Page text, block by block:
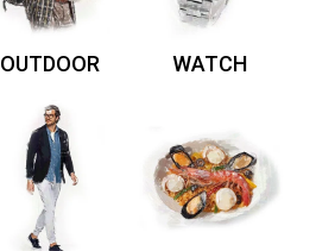
OUTDOOR WATCH